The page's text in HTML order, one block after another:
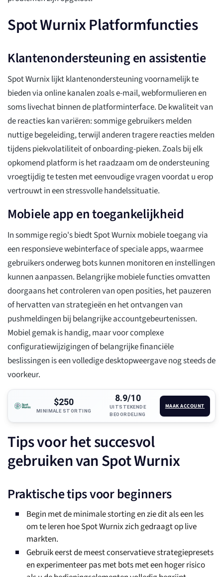
Spot Wurnix Platformfuncties
Klantenondersteuning en assistentie
Spot Wurnix lijkt klantenondersteuning voornamelijk te
bieden via online kanalen zoals e-mail, webformulieren en
soms livechat binnen de platforminterface. De kwaliteit van
de reacties kan variëren: sommige gebruikers melden
nuttige begeleiding, terwijl anderen tragere reacties melden
tijdens piekvolatiliteit of onboarding-pieken. Zoals bij elk
opkomend platform is het raadzaam om de ondersteuning
vroegtijdig te testen met eenvoudige vragen voordat u erop
vertrouwt in een stressvolle handelssituatie.
Mobiele app en toegankelijkheid
In sommige regio's biedt Spot Wurnix mobiele toegang via
een responsieve webinterface of speciale apps, waarmee
gebruikers onderweg bots kunnen monitoren en instellingen
kunnen aanpassen. Belangrijke mobiele functies omvatten
doorgaans het controleren van open posities, het pauzeren
of hervatten van strategieën en het ontvangen van
pushmeldingen bij belangrijke accountgebeurtenissen.
Mobiel gemak is handig, maar voor complexe
configuratiewijzigingen of belangrijke financiële
beslissingen is een volledige desktopweergave nog steeds de
voorkeur.
$250
MINIMALE STORTING
8.9/10
UITSTEKENDE
BEOORDELING
MAAK ACCOUNT
Tips voor het succesvol
gebruiken van Spot Wurnix
Praktische tips voor beginners
Begin met de minimale storting en zie dit als een les
om te leren hoe Spot Wurnix zich gedraagt op live
markten.
Gebruik eerst de meest conservatieve strategiepresets
en experimenteer pas met bots met een hoger risico